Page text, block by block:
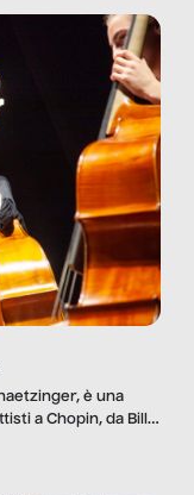
è una
a Chopin, da Bill
che per quindici